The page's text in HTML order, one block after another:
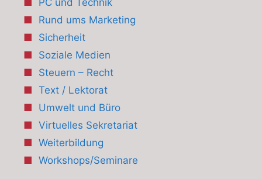
Rund ums Marketing
Sicherheit
Soziale Medien
Steuern – Recht
Text / Lektorat
Umwelt und Büro
Virtuelles Sekretariat
Weiterbildung
Workshops/Seminare